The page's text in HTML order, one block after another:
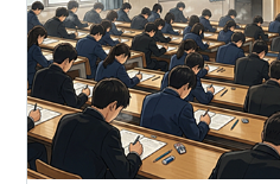
科と理学研究科に博士課程
1972年 - 大学院法学研究
設置
1977年 - 大学院外国語学
語学専攻）修士課程設置
「すみれ幼稚園」を設置